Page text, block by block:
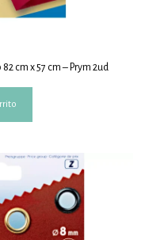
cm x 57 cm – Prym 2ud